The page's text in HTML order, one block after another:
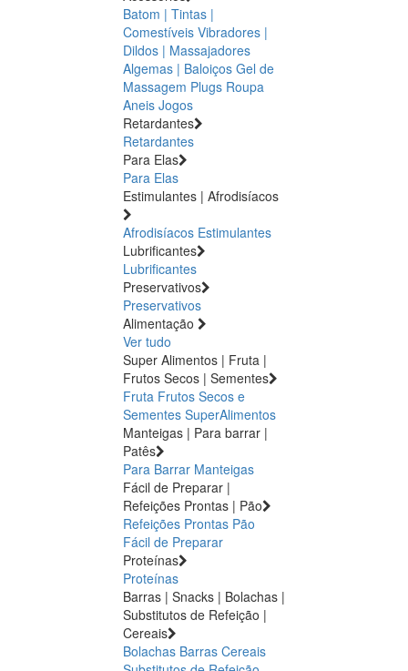
Batom | Tintas |
Comestíveis Vibradores |
Dildos | Massajadores
Algemas | Baloiços Gel de
Massagem Plugs Roupa
Aneis Jogos
Retardantes
Retardantes
Para Elas
Para Elas
Estimulantes | Afrodisíacos
Afrodisíacos Estimulantes
Lubrificantes
Lubrificantes
Preservativos
Preservativos
Alimentação
Ver tudo
Super Alimentos | Fruta |
Frutos Secos | Sementes
Fruta Frutos Secos e
Sementes SuperAlimentos
Manteigas | Para barrar |
Patês
Para Barrar Manteigas
Fácil de Preparar |
Refeições Prontas | Pão
Refeições Prontas Pão
Fácil de Preparar
Proteínas
Proteínas
Barras | Snacks | Bolachas |
Substitutos de Refeição |
Cereais
Bolachas Barras Cereais